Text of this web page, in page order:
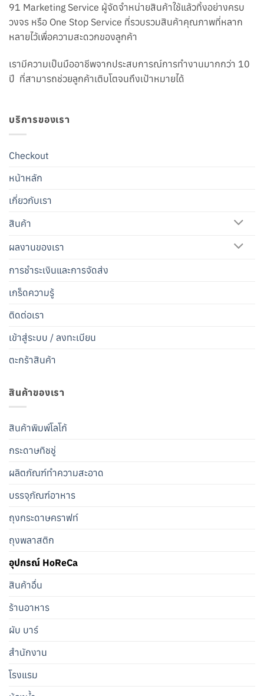
91 Marketing Service ผู้จัดจำหน่ายสินค้าใช้แล้วทิ้งอย่างครบ
วงจร หรือ One Stop Service ที่รวบรวมสินค้าคุณภาพที่หลาก
หลายไว้เพื่อความสะดวกของลูกค้า
เรามีความเป็นมืออาชีพจากประสบการณ์การทำงานมากกว่า 10
ปี ที่สามารถช่วยลูกค้าเติบโตจนถึงเป้าหมายได้
บริการของเรา
Checkout
หน้าหลัก
เกี่ยวกับเรา
สินค้า
ผลงานของเรา
การชำระเงินและการจัดส่ง
เกร็ดความรู้
ติดต่อเรา
เข้าสู่ระบบ / ลงทะเบียน
ตะกร้าสินค้า
สินค้าของเรา
สินค้าพิมพ์โลโก้
กระดาษทิชชู่
ผลิตภัณฑ์ทำความสะอาด
บรรจุภัณฑ์อาหาร
ถุงกระดาษคราฟท์
ถุงพลาสติก
อุปกรณ์ HoReCa
สินค้าอื่น
ร้านอาหาร
ผับ บาร์
สำนักงาน
โรงแรม